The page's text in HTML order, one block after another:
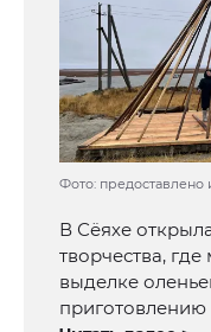
Фото:
В Сёяхе
творчества,
выделке